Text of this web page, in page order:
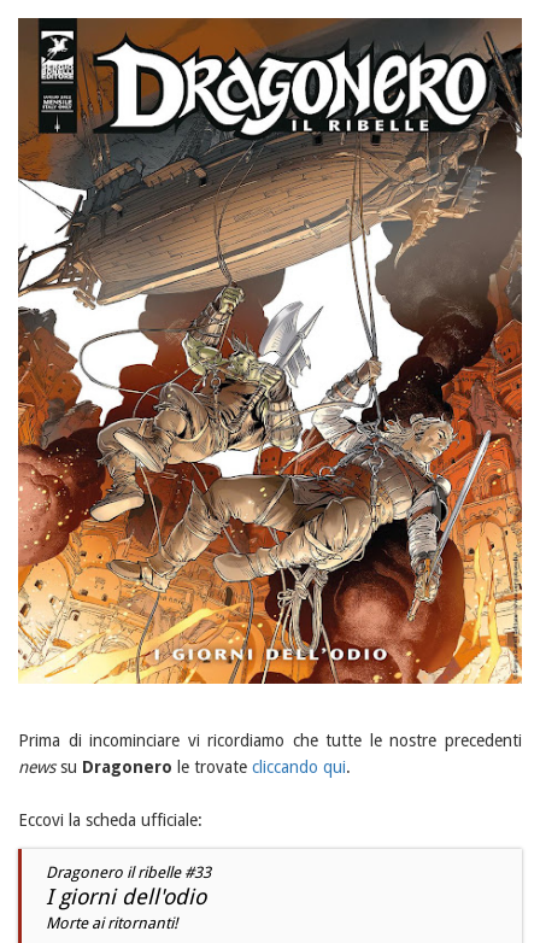
Prima di incominciare vi ricordiamo che tutte le nostre precedenti
newssu Dragonero le trovate cliccando qui.
Eccovi la scheda ufficiale:
Dragonero il ribelle #33
I giorni dell'odio
Morte ai ritornanti!